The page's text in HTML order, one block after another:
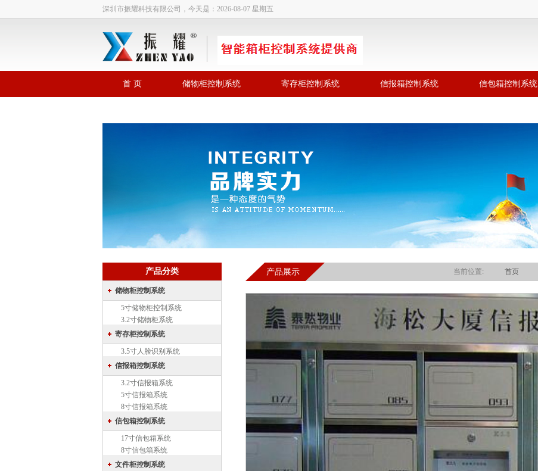
深圳市振耀科技有限公司，今天是： 2026-08-07 星期五
首 页 储物柜控制系统 寄存柜控制系统 信报箱控制系统 信包箱控制系统
产品分类
储物柜控制系统
5寸储物柜控制系统
3.2寸储物柜系统
寄存柜控制系统
3.5寸人脸识别系统
信报箱控制系统
3.2寸信报箱系统
5寸信报箱系统
8寸信报箱系统
信包箱控制系统
17寸信包箱系统
8寸信包箱系统
文件柜控制系统
产品展示 当前位置: 首页